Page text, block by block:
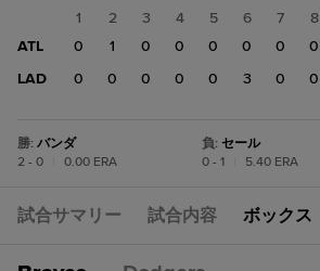
合
終
1 2 3 4 5 6 7 8
ATL
0 1 0 0 0 0 0 0
LAD
0 0 0 0 0 3 0 0
勝: バンダ
2 - 0
0.00 ERA
負: セール
0 - 1
5.40 ERA
試合サマリー 試合内容 ボックス